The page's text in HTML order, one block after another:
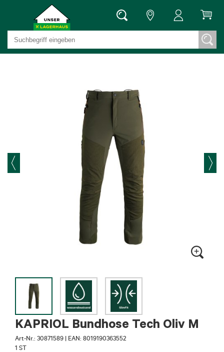
KAPRIOL Bundhose Tech Oliv M
Art-Nr.: 30871589 | EAN: 8019190363552
1 ST